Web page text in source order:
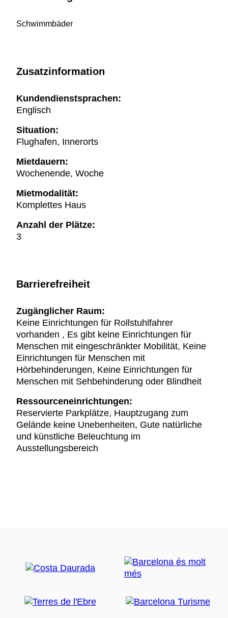
Schwimmbäder
Zusatzinformation
Kundendienstsprachen:
Englisch
Situation:
Flughafen, Innerorts
Mietdauern:
Wochenende, Woche
Mietmodalität:
Komplettes Haus
Anzahl der Plätze:
3
Barrierefreiheit
Zugänglicher Raum:
Keine Einrichtungen für Rollstuhlfahrer
vorhanden , Es gibt keine Einrichtungen für
Menschen mit eingeschränkter Mobilität, Keine
Einrichtungen für Menschen mit
Hörbehinderungen, Keine Einrichtungen für
Menschen mit Sehbehinderung oder Blindheit
Ressourceneinrichtungen:
Reservierte Parkplätze, Hauptzugang zum
Gelände keine Unebenheiten, Gute natürliche
und künstliche Beleuchtung im
Ausstellungsbereich